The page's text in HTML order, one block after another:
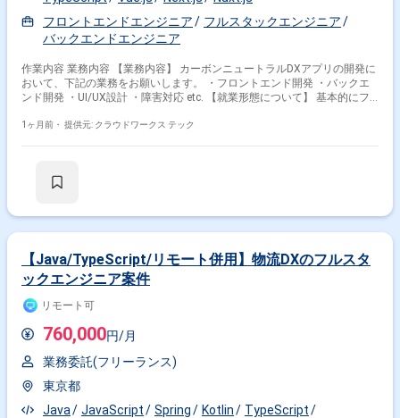
フロントエンドエンジニア
フルスタックエンジニア
バックエンドエンジニア
作業内容 業務内容 【業務内容】 カーボンニュートラルDXアプリの開発に
おいて、下記の業務をお願いします。 ・フロントエンド開発 ・バックエ
ンド開発 ・UI/UX設計 ・障害対応 etc. 【就業形態について】 基本的にフ
のPCを使っていただく想定です。 ◆補足◆ リアルタイムオークションシ
をお任せできる方を募集しています。 ◆主な開発環境・ツール◆ ・言
Analytics・Redash 関わるサービス・プロダクト ■募集背景 増員のため
1ヶ月前・ 提供元: クラウドワークス テック
【Java/TypeScript/リモート併用】物流DXのフルスタ
ックエンジニア案件
リモート可
760,000円/月
業務委託(フリーランス)
東京都
Java
JavaScript Spring Kotlin
TypeScript